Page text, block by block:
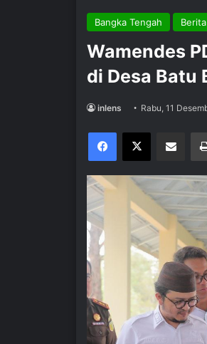
Bangka Tengah Berita
Wamendes
di Desa Batu
inlens Rabu, 11
Facebook
X Share via Email